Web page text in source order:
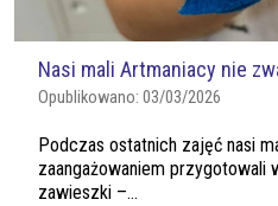
Nasi mali Artmaniacy nie
Opublikowano: 03/03/2026
Podczas ostatnich zajęć nasi
zaangażowaniem przygotowali
zawieszki –...